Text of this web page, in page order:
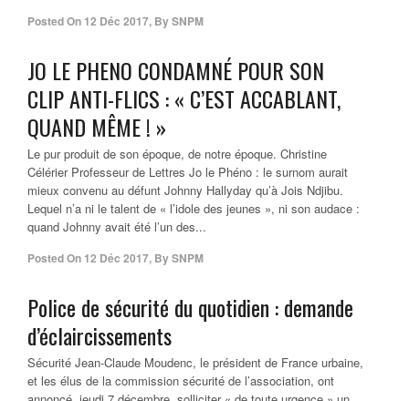
Posted On 12 Déc 2017, BySNPM
JO LE PHENO CONDAMNÉ POUR SON
CLIP ANTI-FLICS : « C’EST ACCABLANT,
QUAND MÊME ! »
Le pur produit de son époque, de notre époque. Christine
Célérier Professeur de Lettres Jo le Phéno : le surnom aurait
mieux convenu au défunt Johnny Hallyday qu’à Jois Ndjibu.
Lequel n’a ni le talent de « l’idole des jeunes », ni son audace :
quand Johnny avait été l’un des...
Posted On 12 Déc 2017, BySNPM
Police de sécurité du quotidien : demande
d’éclaircissements
Sécurité Jean-Claude Moudenc, le président de France urbaine,
et les élus de la commission sécurité de l’association, ont